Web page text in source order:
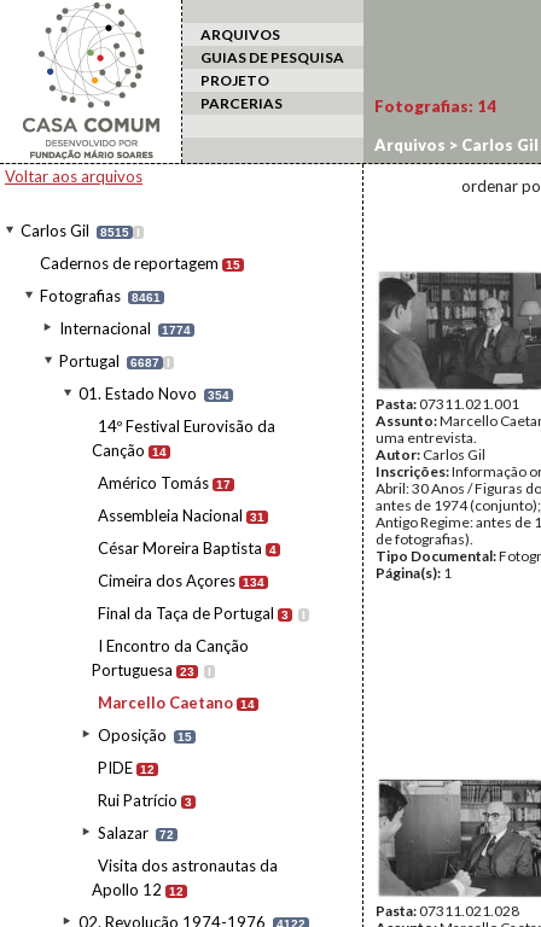
ARQUIVOS
GUIAS DE PESQUISA
PROJETO
PARCERIAS
Voltar aos arquivos
Carlos Gil 8515 I
Cadernos de reportagem 15
Fotografias 8461
Internacional 1774
Portugal 6687 I
01. Estado Novo 354
14º Festival Eurovisão da
Canção
14
Américo Tomás 17
Assembleia Nacional 31
César Moreira Baptista 4
Cimeira dos Açores 134
Final da Taça de Portugal 3 I
I Encontro da Canção
Portuguesa
23 I
Marcello Caetano 14
Oposição 15
PIDE 12
Rui Patrício 3
Salazar 72
Visita dos astronautas da
Apollo 12
12
02. Revolução 1974-1976 4122
Fotografias: 14
Arquivos > Carlos Gil
ordenar
Pasta:07311.021.001
Assunto:Marcello
uma entrevista.
Autor: Carlos Gil
Inscrições:Informação
Abril: 30 Anos / Figuras
antes de 1974
Antigo Regime: antes de
de fotografias).
Tipo Documental:
Página(s): 1
Pasta:07311.021.028